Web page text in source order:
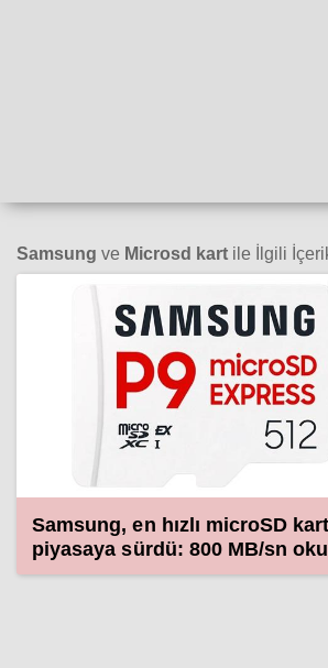
Samsung ve Microsd kart ile İlgili
Samsung, en hızlı microSD
piyasaya sürdü: 800 MB/sn
hızı